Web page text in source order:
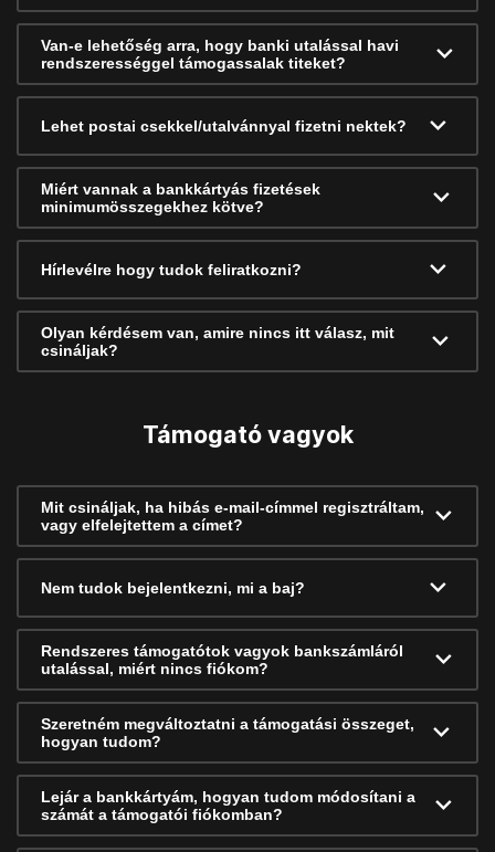
Van-e lehetőség arra, hogy banki utalással havi
rendszerességgel támogassalak titeket?
Lehet postai csekkel/utalvánnyal fizetni nektek?
Miért vannak a bankkártyás fizetések
minimumösszegekhez kötve?
Hírlevélre hogy tudok feliratkozni?
Olyan kérdésem van, amire nincs itt válasz, mit
csináljak?
Támogató vagyok
Mit csináljak, ha hibás e-mail-címmel regisztráltam,
vagy elfelejtettem a címet?
Nem tudok bejelentkezni, mi a baj?
Rendszeres támogatótok vagyok bankszámláról
utalással, miért nincs fiókom?
Szeretném megváltoztatni a támogatási összeget,
hogyan tudom?
Lejár a bankkártyám, hogyan tudom módosítani a
számát a támogatói fiókomban?